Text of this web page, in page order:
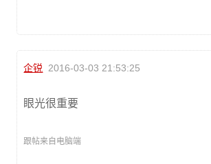
企锐 2016-03-03 21:53:25
眼光很重要
跟帖来自电脑端